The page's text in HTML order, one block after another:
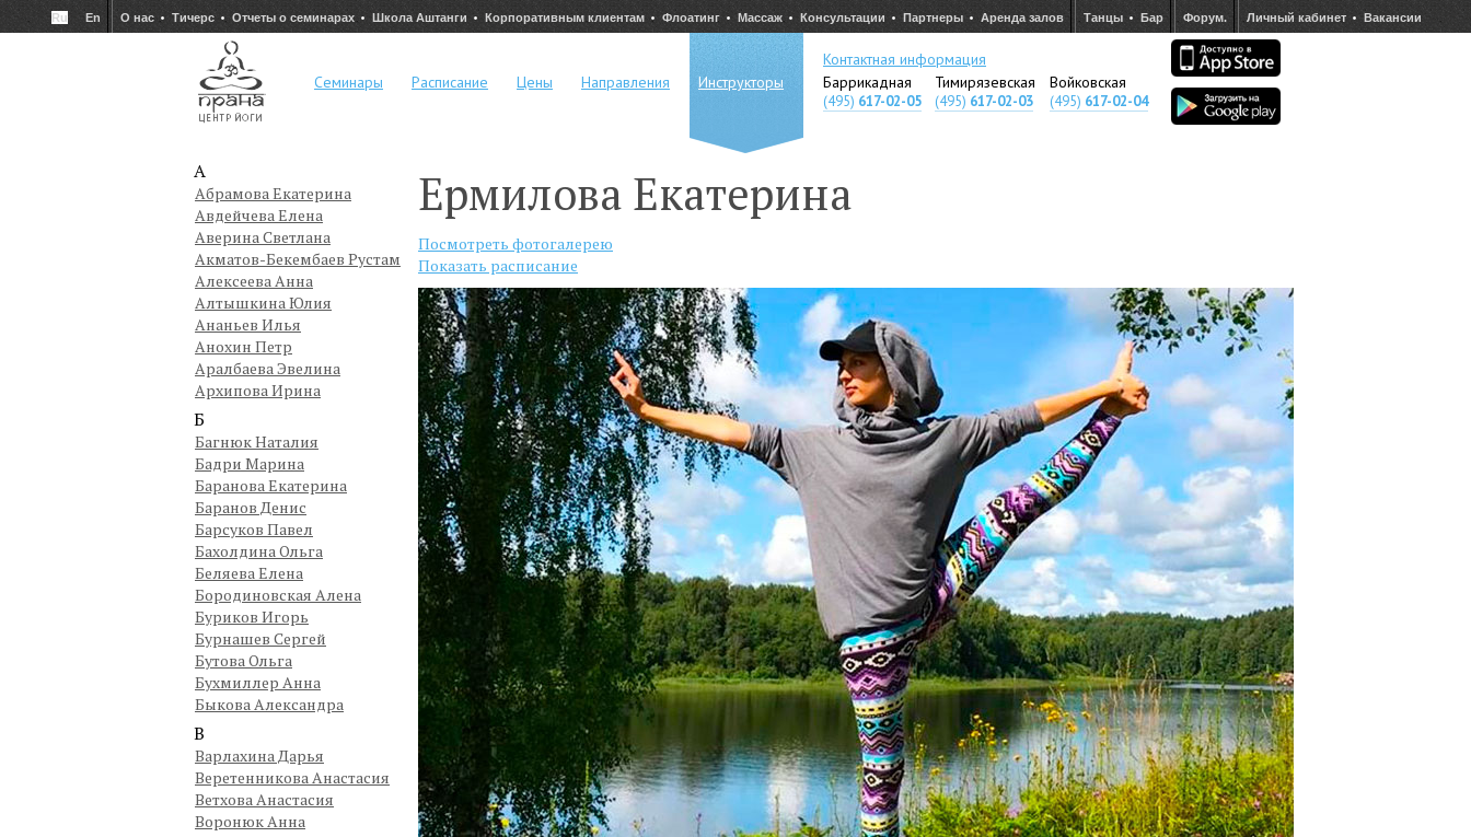
Ru En О нас Тичерс Отчеты о семинарах Школа Аштанги Корпоративным клиентам Флоатинг Массаж Консультации Партнеры Аренда залов Танцы Бар Форум. Личный кабинет Вакансии
Семинары Расписание Цены Направления Инструкторы
Контактная информация
Баррикадная
Тимирязевская Войковская
(495) 617-02-05 (495) 617-02-03 (495) 617-02-04
А
Абрамова Екатерина
Авдейчева Елена
Аверина Светлана
Акматов-Бекембаев Рустам
Алексеева Анна
Алтышкина Юлия
Ананьев Илья
Анохин Петр
Аралбаева Эвелина
Архипова Ирина
Б
Багнюк Наталия
Бадри Марина
Баранова Екатерина
Баранов Денис
Барсуков Павел
Бахолдина Ольга
Беляева Елена
Бородиновская Алена
Буриков Игорь
Бурнашев Сергей
Бутова Ольга
Бухмиллер Анна
Быкова Александра
В
Варлахина Дарья
Веретенникова Анастасия
Ветхова Анастасия
Воронюк Анна
Ермилова Екатерина
Посмотреть фотогалерею
Показать расписание